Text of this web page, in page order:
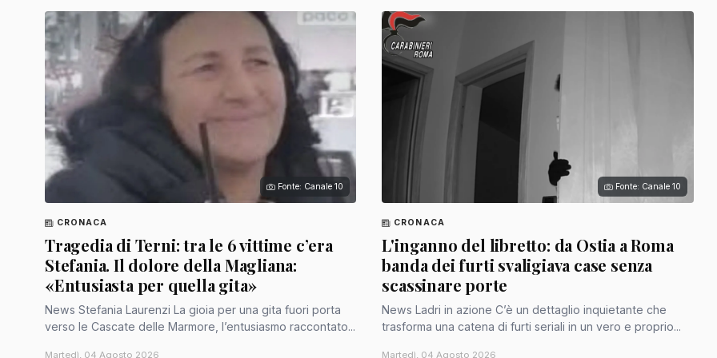
Fonte: Canale 10
CRONACA
Tragedia di Terni: tra le 6 vittime c’era
Stefania. Il dolore della Magliana:
«Entusiasta per quella gita»
News Stefania Laurenzi La gioia per una gita fuori porta
verso le Cascate delle Marmore, l’entusiasmo raccontato...
Martedì, 04 Agosto 2026
Fonte: Canale 10
CRONACA
L'inganno del libretto: da Ostia a Roma
banda dei furti svaligiava case senza
scassinare porte
News Ladri in azione C’è un dettaglio inquietante che
trasforma una catena di furti seriali in un vero e proprio...
Martedì, 04 Agosto 2026